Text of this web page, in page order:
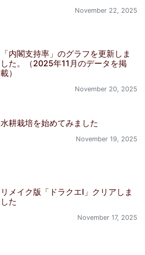
November 22, 2025
「内閣支持率」のグラフを更新しま
した。（2025年11月のデータを掲
載）
November 20, 2025
水耕栽培を始めてみました
November 19, 2025
リメイク版「ドラクエI」クリアしま
した
November 17, 2025